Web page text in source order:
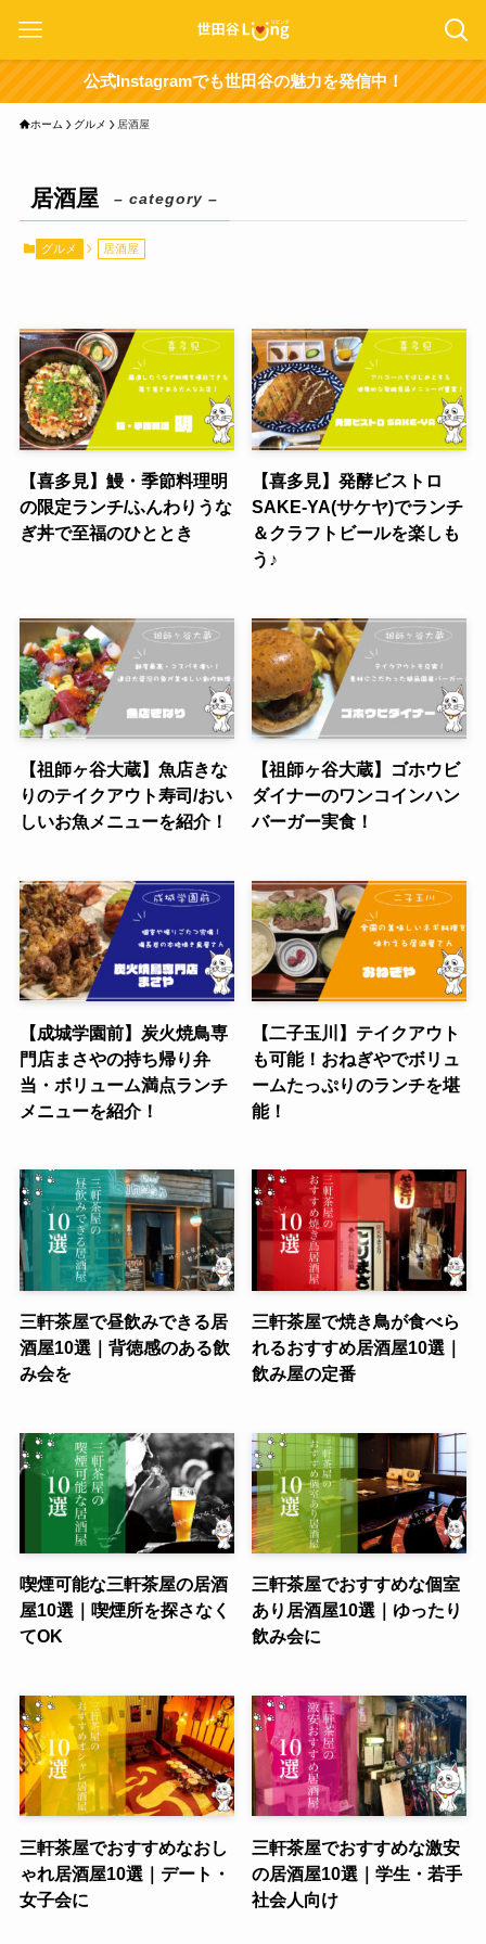
公式Instagramでも世田谷の魅力を発信中！
ホーム グルメ 居酒屋
居酒屋 – category –
グルメ 居酒屋
【喜多見】鰻・季節料理明
の限定ランチ/ふんわりうな
ぎ丼で至福のひととき
【喜多見】発酵ビストロ
SAKE-YA(サケヤ)でランチ
＆クラフトビールを楽しも
う♪
【祖師ヶ谷大蔵】魚店きな
りのテイクアウト寿司/おい
しいお魚メニューを紹介！
【祖師ヶ谷大蔵】ゴホウビ
ダイナーのワンコインハン
バーガー実食！
【成城学園前】炭火焼鳥専
門店まさやの持ち帰り弁
当・ボリューム満点ランチ
メニューを紹介！
【二子玉川】テイクアウト
も可能！おねぎやでボリュ
ームたっぷりのランチを堪
能！
三軒茶屋で昼飲みできる居
酒屋10選｜背徳感のある飲
み会を
三軒茶屋で焼き鳥が食べら
れるおすすめ居酒屋10選｜
飲み屋の定番
喫煙可能な三軒茶屋の居酒
屋10選｜喫煙所を探さなく
てOK
三軒茶屋でおすすめな個室
あり居酒屋10選｜ゆったり
飲み会に
三軒茶屋でおすすめなおし
ゃれ居酒屋10選｜デート・
女子会に
三軒茶屋でおすすめな激安
の居酒屋10選｜学生・若手
社会人向け